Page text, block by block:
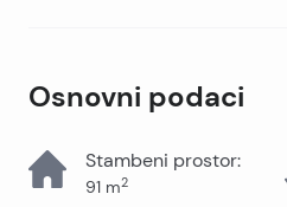
Osnovni podaci
Stambeni prostor:
91 m2